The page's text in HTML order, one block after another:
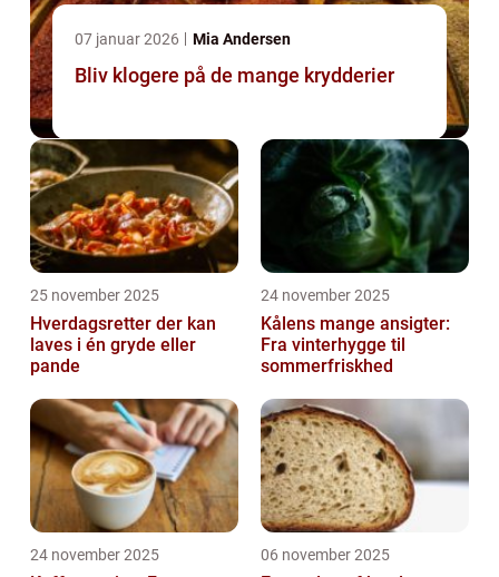
07 januar 2026 Mia Andersen
Bliv klogere på de mange krydderier
25 november 2025
Hverdagsretter der kan
laves i én gryde eller
pande
24 november 2025
Kålens mange ansigter:
Fra vinterhygge til
sommerfriskhed
24 november 2025 06 november 2025